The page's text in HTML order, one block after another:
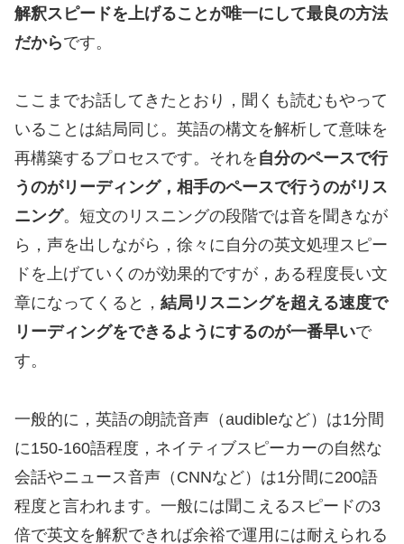
解釈スピードを上げることが唯一にして最良の方法
だからです。
ここまでお話してきたとおり，聞くも読むもやって
いることは結局同じ。英語の構文を解析して意味を
再構築するプロセスです。それを 自分のペースで行
うのがリーディング，相手のペースで行うのがリス
ニング。短文のリスニングの段階では音を聞きなが
ら，声を出しながら，徐々に自分の英文処理スピー
ドを上げていくのが効果的ですが，ある程度長い文
章になってくると， 結局リスニングを超える速度で
リーディングをできるようにするのが一番早いで
す。
一般的に，英語の朗読音声（audibleなど）は1分間
に150-160語程度，ネイティブスピーカーの自然な
会話やニュース音声（CNNなど）は1分間に200語
程度と言われます。一般には聞こえるスピードの3
倍で英文を解釈できれば余裕で運用には耐えられる